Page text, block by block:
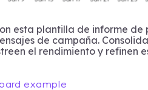
esta plantilla de informe
de campaña.
el rendimiento y refinen
example